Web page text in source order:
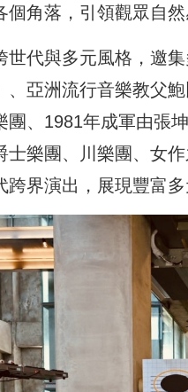
個角落，引領觀眾自
世代與多元風格，邀
、亞洲流行音樂教父
團、1981年成軍由張
士樂團、川樂團、女
跨界演出，展現豐富多